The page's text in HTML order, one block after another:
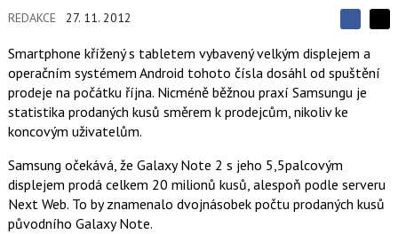
REDAKCE 27. 11. 2012
S
d
í
l
e
S
í
l
j
c
e
l
í
t
i
Smartphone křížený s tabletem vybavený velkým displejem a
operačním systémem Android tohoto čísla dosáhl od spuštění
prodeje na počátku října. Nicméně běžnou praxí Samsungu je
statistika prodaných kusů směrem k prodejcům, nikoliv ke
koncovým uživatelům.
Samsung očekává, že Galaxy Note 2 s jeho 5,5palcovým
displejem prodá celkem 20 milionů kusů, alespoň podle serveru
Next Web. To by znamenalo dvojnásobek počtu prodaných kusů
původního Galaxy Note.